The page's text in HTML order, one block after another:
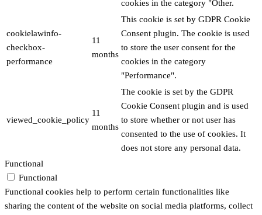
cookies in the category "Other.
cookielawinfo-
checkbox-
performance
11
months
This cookie is set by GDPR Cookie
Consent plugin. The cookie is used
to store the user consent for the
cookies in the category
"Performance".
viewed_cookie_policy
11
months
The cookie is set by the GDPR
Cookie Consent plugin and is used
to store whether or not user has
consented to the use of cookies. It
does not store any personal data.
Functional
Functional
Functional cookies help to perform certain functionalities like
sharing the content of the website on social media platforms, collect